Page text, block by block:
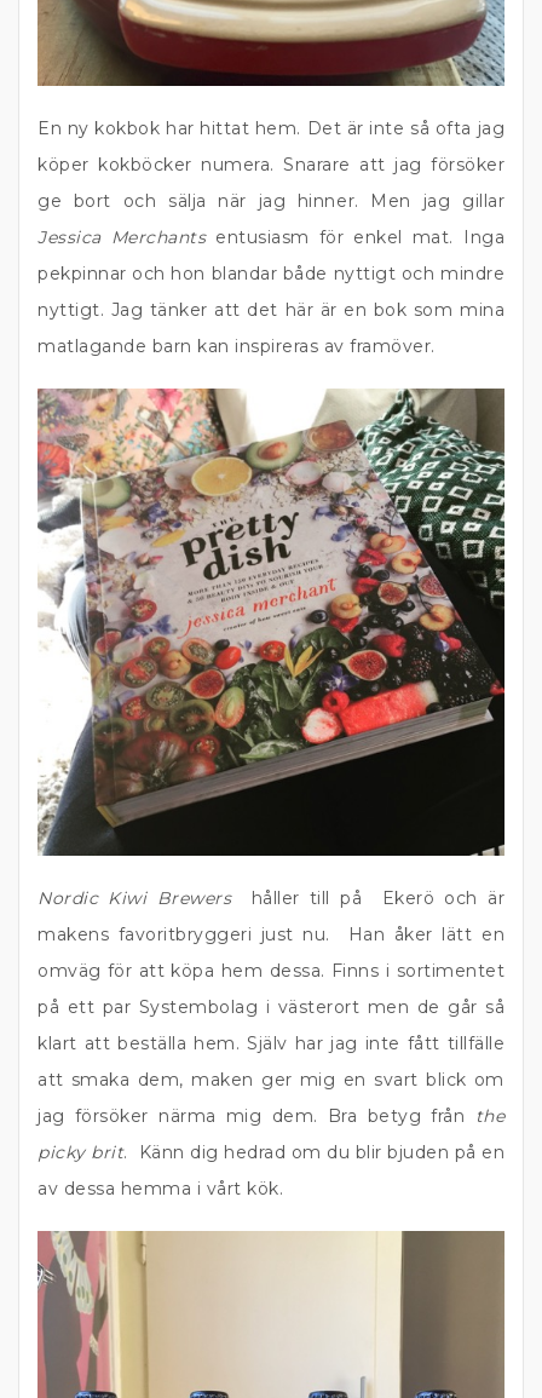
En ny kokbok har hittat hem. Det är inte så ofta jag
köper kokböcker numera. Snarare att jag försöker
ge bort och sälja när jag hinner. Men jag gillar
Jessica Merchantsentusiasm för enkel mat. Inga
pekpinnar och hon blandar både nyttigt och mindre
nyttigt. Jag tänker att det här är en bok som mina
matlagande barn kan inspireras av framöver.
Nordic Kiwi Brewershåller till på Ekerö och är
makens favoritbryggeri just nu. Han åker lätt en
omväg för att köpa hem dessa. Finns i sortimentet
på ett par Systembolag i västerort men de går så
klart att beställa hem. Själv har jag inte fått tillfälle
att smaka dem, maken ger mig en svart blick om
jag försöker närma mig dem. Bra betyg från
the
picky brit. Känn dig hedrad om du blir bjuden på en
av dessa hemma i vårt kök.